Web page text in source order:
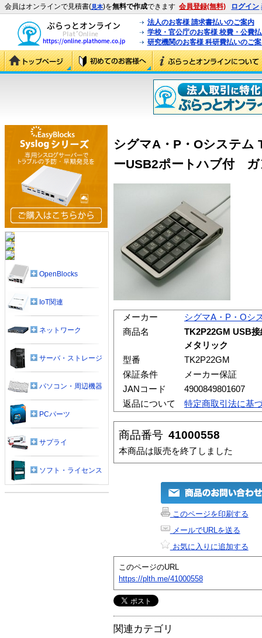
会員はオンラインで見積書(見本)を無料で作成できます 会員登録(無料) ログイン
法人のお客様 請求書払いのご案内
学校・官公庁のお客様 校費・公費
研究機関のお客様 科研費払いのご
シグマA・P・Oシステム
ーUSB2ポートハブ付 ガ
メーカー
シグマA・P・Oシ
商品名
TK2P22GM USB
メタリック
型番
TK2P22GM
保証条件
メーカー保証
JANコード
4900849801607
返品について
特定商取引法に基
商品番号 41000558
本商品は販売を終了しました
このページを印刷する
メールでURLを送る
お気に入りに追加する
このページのURL
https://plth.me/41000558
関連カテゴリ
OpenBlocks
IoT関連
ネットワーク
サーバ・ストレージ
パソコン・周辺機器
PCパーツ
サプライ
ソフト・ライセンス